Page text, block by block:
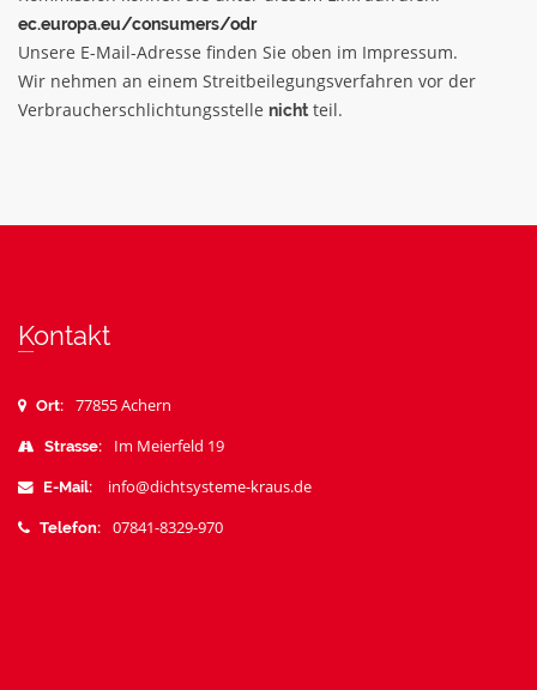
ec.europa.eu/consumers/odr
Unsere E-Mail-Adresse finden Sie oben im Impressum.
Wir nehmen an einem Streitbeilegungsverfahren vor der
Verbraucherschlichtungsstelle nicht teil.
Kontakt
Ort: 77855 Achern
Strasse: Im Meierfeld 19
E-Mail: info@dichtsysteme-kraus.de
Telefon: 07841-8329-970